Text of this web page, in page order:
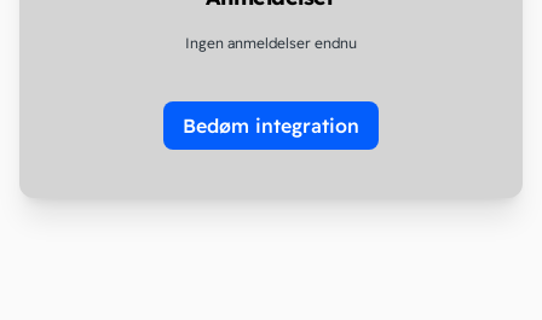
Ingen anmeldelser endnu
Bedøm integration